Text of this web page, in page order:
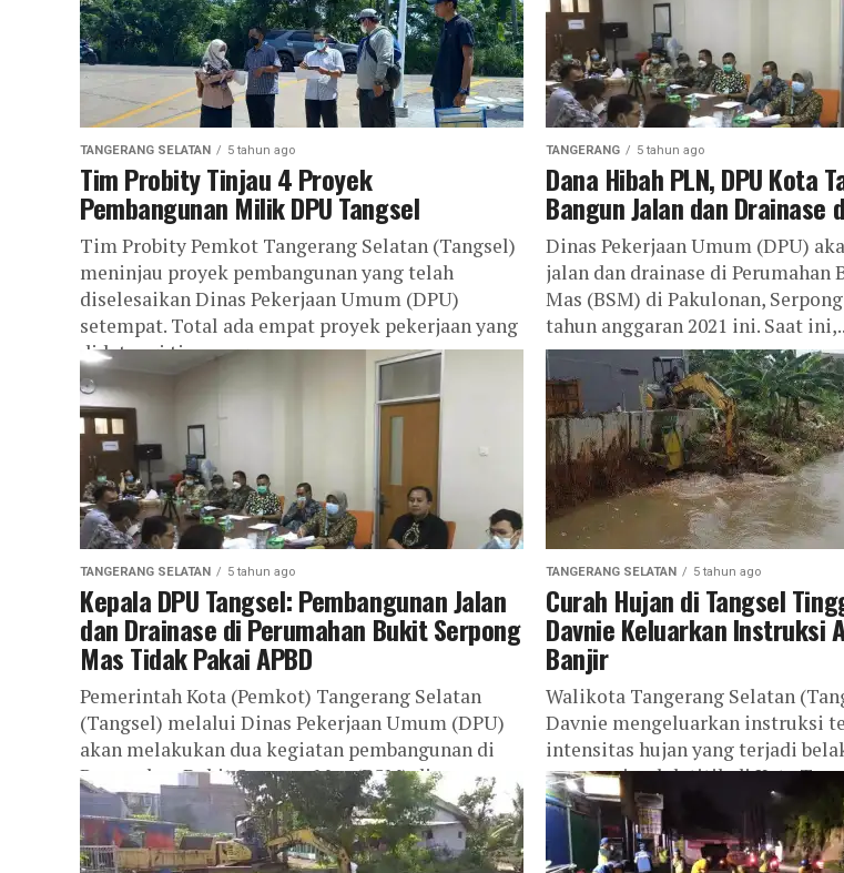
TANGERANG SELATAN 5 tahun ago
Tim Probity Tinjau 4 Proyek
Pembangunan Milik DPU Tangsel
Tim Probity Pemkot Tangerang Selatan (Tangsel)
meninjau proyek pembangunan yang telah
diselesaikan Dinas Pekerjaan Umum (DPU)
setempat. Total ada empat proyek pekerjaan yang
didatangi tim yang...
TANGERANG 5 tahun ago
Dana Hibah PLN, DPU Kota
Bangun Jalan dan Drainase
Dinas Pekerjaan Umum (DPU)
jalan dan drainase di Perumahan
Mas (BSM) di Pakulonan,
tahun anggaran 2021 ini. Saat
TANGERANG SELATAN 5 tahun ago
Kepala DPU Tangsel: Pembangunan Jalan
dan Drainase di Perumahan Bukit Serpong
Mas Tidak Pakai APBD
Pemerintah Kota (Pemkot) Tangerang Selatan
(Tangsel) melalui Dinas Pekerjaan Umum (DPU)
akan melakukan dua kegiatan pembangunan di
Perumahan Bukit Serpong Mas (BSM) di
Pakulonan, Serpong Utara...
TANGERANG SELATAN 5 tahun ago
Curah Hujan di Tangsel
Davnie Keluarkan Instruksi
Banjir
Walikota Tangerang Selatan
Davnie mengeluarkan instruksi
intensitas hujan yang terjadi
mana, sejumlah titik di Kota
genangan....